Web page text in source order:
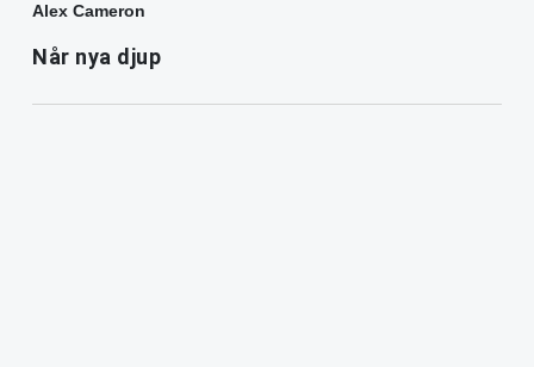
Alex Cameron
Når nya djup